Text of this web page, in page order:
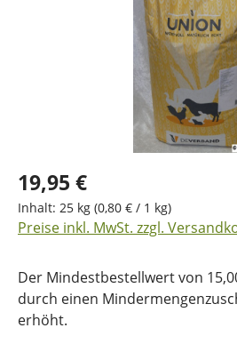
19,95 €
Inhalt: 25 kg (0,80 € / 1 kg)
Preise inkl. MwSt. zzgl.
Der Mindestbestellwert von
durch einen
erhöht.